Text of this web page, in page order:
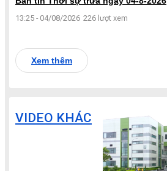
13:25 - 04/08/2026 226 lượt xem
Xem thêm
VIDEO KHÁC